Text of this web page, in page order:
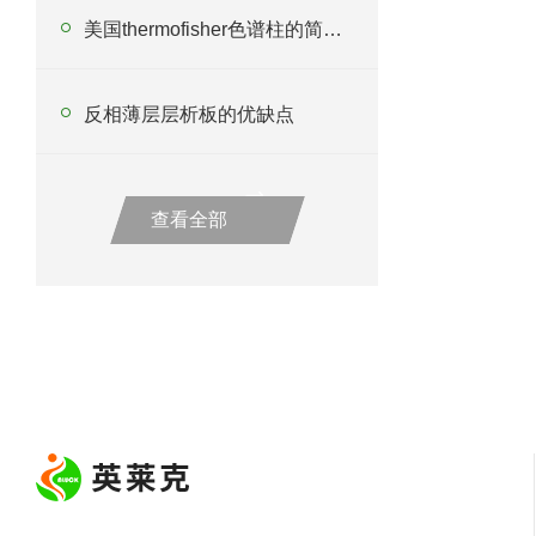
美国thermofisher色谱柱的简单注意事项
反相薄层层析板的优缺点
查看全部